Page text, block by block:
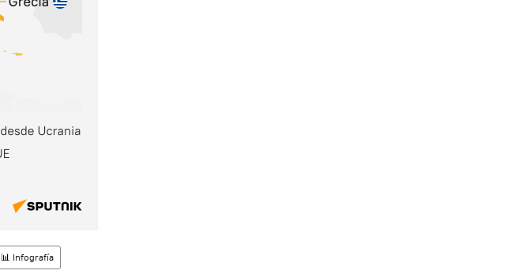
📊 Infografía